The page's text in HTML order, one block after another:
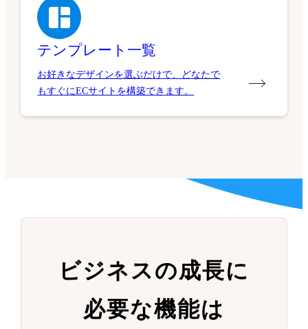
テンプレート一覧
お好きなデザインを選ぶだけで、どなたで
もすぐにECサイトを構築できます。
ビジネスの成長に
必要な機能は